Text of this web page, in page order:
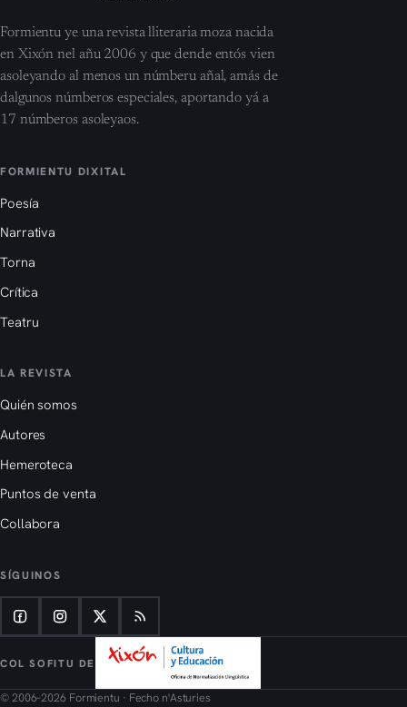
Formientu ye una revista lliteraria moza nacida
en Xixón nel añu 2006 y que dende entós vien
asoleyando al menos un númberu añal, amás de
dalgunos númberos especiales, aportando yá a
17 númberos asoleyaos.
FORMIENTU DIXITAL
Poesía
Narrativa
Torna
Crítica
Teatru
LA REVISTA
Quién somos
Autores
Hemeroteca
Puntos de venta
Collabora
SÍGUINOS
COL SOFITU DE
© 2006–2026 Formientu · Fecho n'Asturies